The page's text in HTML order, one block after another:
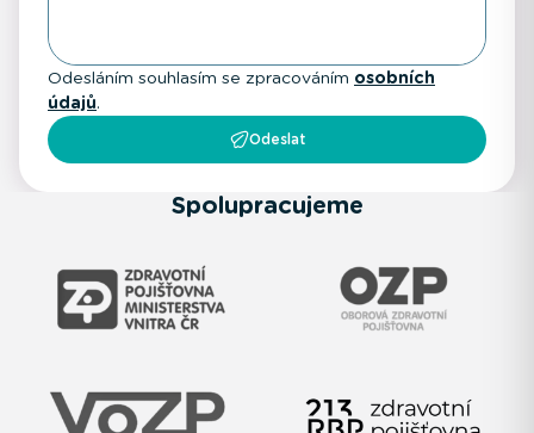
Odesláním souhlasím se zpracováním osobních
údajů.
Odeslat
Spolupracujeme